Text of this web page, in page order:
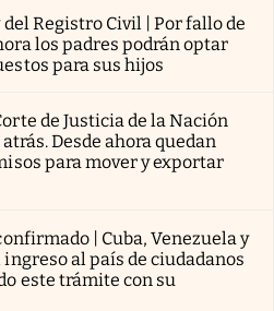
del Registro Civil | Por fallo de
los padres podrán optar
para sus hijos
de Justicia de la Nación
Desde ahora quedan
para mover y exportar
| Cuba, Venezuela y
al país de ciudadanos
este trámite con su